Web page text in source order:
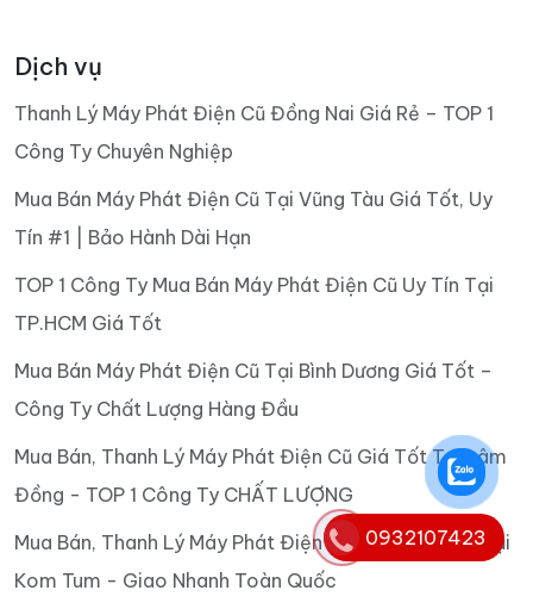
Dịch vụ
Thanh Lý Máy Phát Điện Cũ Đồng Nai Giá Rẻ – TOP 1
Công Ty Chuyên Nghiệp
Mua Bán Máy Phát Điện Cũ Tại Vũng Tàu Giá Tốt, Uy
Tín #1 | Bảo Hành Dài Hạn
TOP 1 Công Ty Mua Bán Máy Phát Điện Cũ Uy Tín Tại
TP.HCM Giá Tốt
Mua Bán Máy Phát Điện Cũ Tại Bình Dương Giá Tốt –
Công Ty Chất Lượng Hàng Đầu
Mua Bán, Thanh Lý Máy Phát Điện Cũ Giá Tốt Tại Lâm
Đồng - TOP 1 Công Ty CHẤT LƯỢNG
Mua Bán, Thanh Lý Máy Phát Điện Cũ Giá Tốt Nhất Tại
Kom Tum - Giao Nhanh Toàn Quốc
0932107423